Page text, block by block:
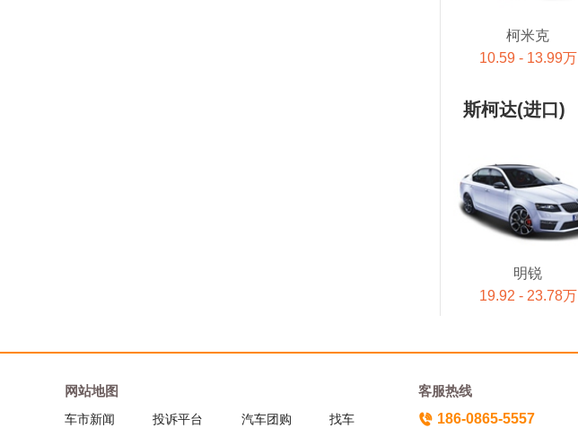
布加迪
柯米克
10.59 - 13.99万
斯柯达(进口)
明锐
19.92 - 23.78万
网站地图
车市新闻 投诉平台 汽车团购 找车
客服热线
186-0865-5557